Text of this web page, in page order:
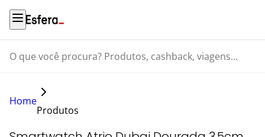
O que você procura? Produtos, cashback, viagens...
Home
Produtos